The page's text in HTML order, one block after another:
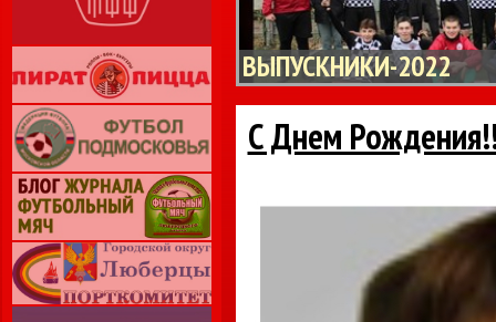
ВЫПУСКНИКИ-2022
С Днем